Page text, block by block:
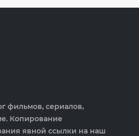
фильмов, сериалов,
Копирование
явной ссылки на наш